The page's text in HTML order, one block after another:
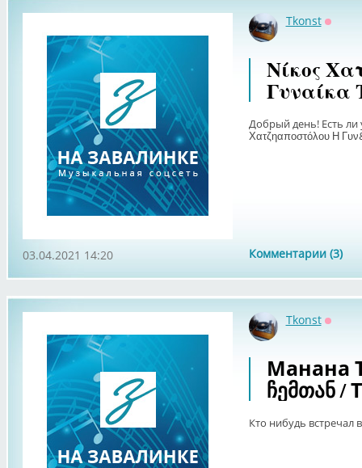
Tkonst
Νίκος
Γυναίκα
Добрый день! Есть ли
Χατζηαποστόλου Η
Комментарии (3)
03.04.2021 14:20
Tkonst
Манана
ჩემთან /
Кто нибудь встречал